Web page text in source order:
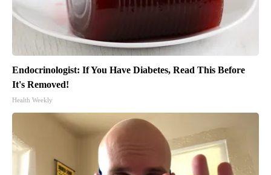
Endocrinologist: If You Have Diabetes, Read This Before
It's Removed!
Health Weekly